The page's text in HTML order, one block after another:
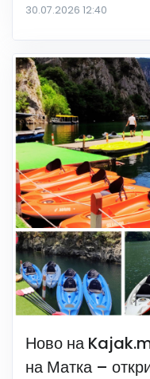
30.07.2026 12:40
Ново на
на Матка –